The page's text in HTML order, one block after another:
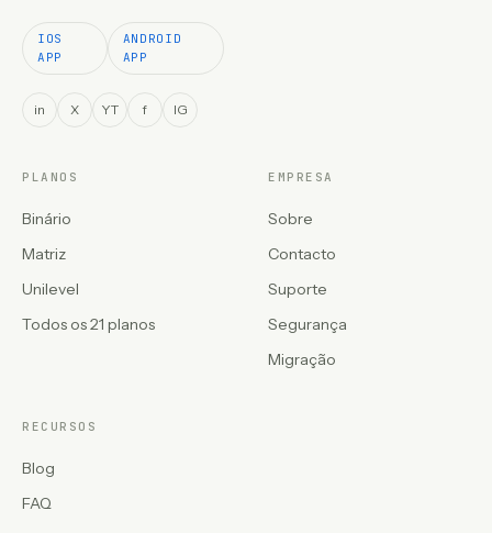
IOS
APP
ANDROID
APP
in X YT f IG
PLANOS
Binário
Matriz
Unilevel
Todos os 21 planos
EMPRESA
Sobre
Contacto
Suporte
Segurança
Migração
RECURSOS
Blog
FAQ